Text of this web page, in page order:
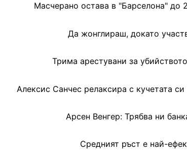
Масчерано остава в "Барселона" до
Да жонглираш, докато
Трима арестувани за
Алексис Санчес релаксира с кучетата
Арсен Венгер: Трябва ни
Средният ръст е най-